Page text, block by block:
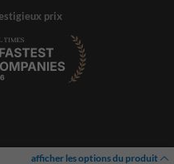
afficher les options du produit
prix